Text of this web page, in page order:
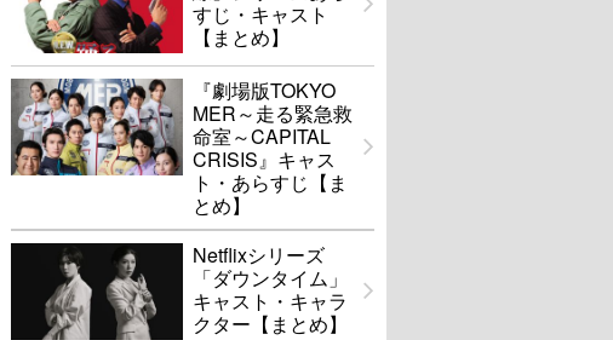
すじ・キャスト
【まとめ】
『劇場版TOKYO
MER～走る緊急救
命室～CAPITAL
CRISIS』キャス
ト・あらすじ【ま
とめ】
Netflixシリーズ
「ダウンタイム」
キャスト・キャラ
クター【まとめ】